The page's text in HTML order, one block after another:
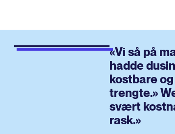
«Vi så på
hadde
kostbare
trengte.»
svært
rask.»